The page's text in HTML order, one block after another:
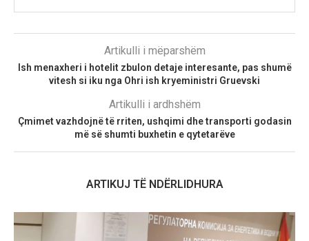
Artikulli i mëparshëm
Ish menaxheri i hotelit zbulon detaje interesante, pas shumë
vitesh si iku nga Ohri ish kryeministri Gruevski
Artikulli i ardhshëm
Çmimet vazhdojnë të rriten, ushqimi dhe transporti godasin
më së shumti buxhetin e qytetarëve
ARTIKUJ TË NDËRLIDHURA